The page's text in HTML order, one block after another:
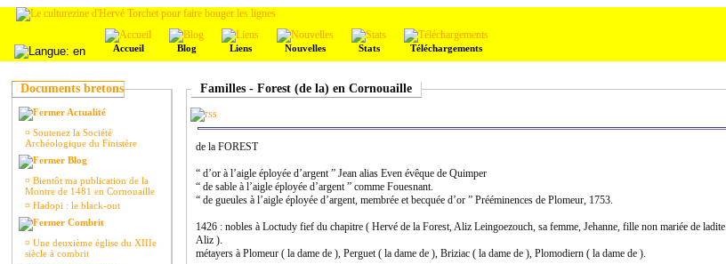
Accueil Blog Liens Nouvelles Stats Téléchargements
Documents bretons
Actualité
¤ Soutenez la Société
Archéologique du Finistère
Blog
¤ Bientôt ma publication de la
Montre de 1481 en Cornouaille
¤ Hadopi : le black-out
Combrit
¤ Une deuxième église du XIIIe
siècle à combrit
Familles - Forest (de la) en Cornouaille
de la FOREST
“ d’or à l’aigle éployée d’argent ” Jean alias Even évêque de Quimper
“ de sable à l’aigle éployée d’argent ” comme Fouesnant.
“ de gueules à l’aigle éployée d’argent, membrée et becquée d’or ” Prééminences de Plomeur, 1753.
1426 : nobles à Loctudy fief du chapitre ( Hervé de la Forest, Aliz Leingoezouch, sa femme, Jehanne, fille non mariée de ladite
Aliz ).
métayers à Plomeur ( la dame de ), Perguet ( la dame de ), Briziac ( la dame de ), Plomodiern ( la dame de ).